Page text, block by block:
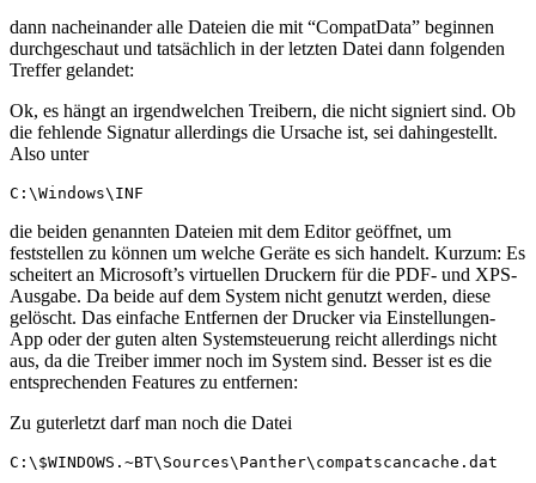
dann nacheinander alle Dateien die mit “CompatData” beginnen
durchgeschaut und tatsächlich in der letzten Datei dann folgenden
Treffer gelandet:
Ok, es hängt an irgendwelchen Treibern, die nicht signiert sind. Ob
die fehlende Signatur allerdings die Ursache ist, sei dahingestellt.
Also unter
C:\Windows\INF
die beiden genannten Dateien mit dem Editor geöffnet, um
feststellen zu können um welche Geräte es sich handelt. Kurzum: Es
scheitert an Microsoft’s virtuellen Druckern für die PDF- und XPS-
Ausgabe. Da beide auf dem System nicht genutzt werden, diese
gelöscht. Das einfache Entfernen der Drucker via Einstellungen-
App oder der guten alten Systemsteuerung reicht allerdings nicht
aus, da die Treiber immer noch im System sind. Besser ist es die
entsprechenden Features zu entfernen:
Zu guterletzt darf man noch die Datei
C:\$WINDOWS.~BT\Sources\Panther\compatscancache.dat